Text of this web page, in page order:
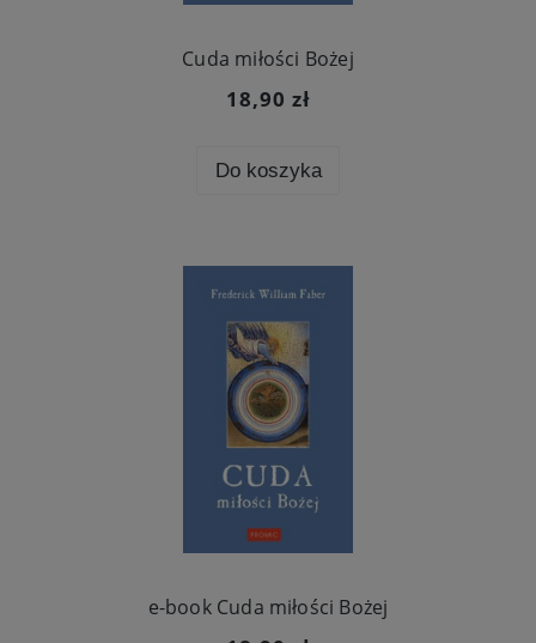
Cuda miłości Bożej
18,90 zł
Do koszyka
e-book Cuda miłości Bożej